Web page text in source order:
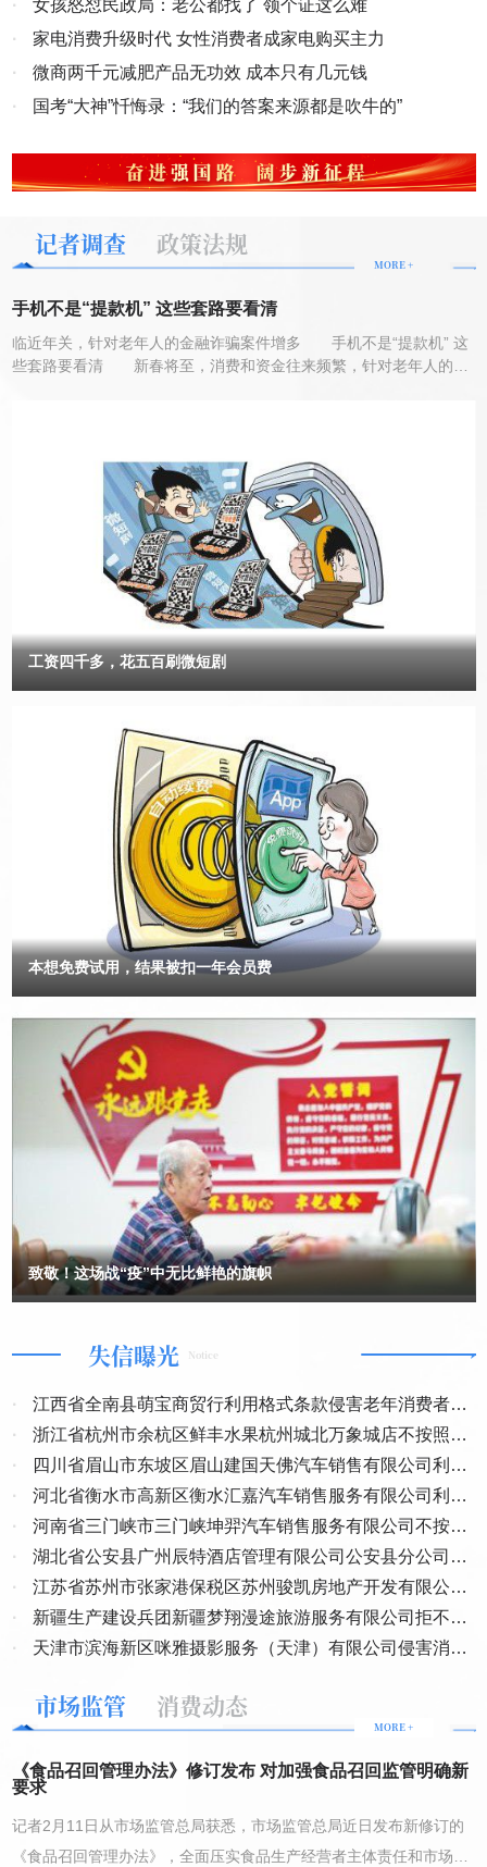
国各地展开，将节日的温度传递到城市乡村的每个角落。 佳节同
乐，四海同春。从“中国年”到“世界年”，春节越来越成为全球共享的文
的马年生肖个性化邮票版张面世，为全球华人和文化爱好者送上新春
祝福；英国“伦敦眼”、阿联酋迪拜哈利法塔、澳大利亚悉尼歌剧院点
在亮起红色灯光的“伦敦眼”前表演舞狮。新华社发（史蒂芬·程
摄） “春节庆祝活动已走进越来越多的国家，生动展现文明古国中
全球文化符号。”《巴基斯坦观察家报》刊文说。 春回大地，万象
更新。神州大地处处可见奋斗的身影，处处跃动着蓬勃生机。 广
大湾区，重点项目建设提速，产业园区机器轰鸣；长三角地区，智能
欧班列鸣笛启程，载着“新春第一单”驶向远方…… 马蹄声声催奋
进，万里山河气象新。亿万人民策马扬鞭、勇往直前，在奋斗中迎来
金资产管理有限公司（以下简称永金公司）替参与浙江祥云实业投资
有限公司、杭州千岛湖祥虹纺织有限公司（以下简称祥云公司、祥虹
公司）重整投资报名的杭州方泰搪瓷制品有限公司（以下简称方泰公
司）向祥云公司、祥虹公司破产管理人缴纳了投资意向保证金50万
2022年3月底，方泰公司未参与报名，该款项在此时已成就“原路退
还”之条件，但管理人并未按无条件马上“原路退还”给永金公司。
金，但该笔50万保证金依然没有“原路退还”。事后管理人告知是因为
12月28日受害人前往法院讨要这笔保证金用于发放节前工资时，黄
琳利用公权有意设套逼迫受害人提供“担保”,并利用其专业的法律知识
逼迫受害人签订其单方面拟订且设有圈套的“担保函”,企图让永金公司
了”,将本应属于永金公司的资金，成为利益关系人作为逼迫我方妥胁
第三方有失公充的调解方案。淳安县人民法院民二庭庭长黄琳的违法
扣押行为违反了国务院《优化营商环境条例》第十四条、第六十九
条、《浙江省优化营商环境条例》第八十六条、《杭州市优化营商环
境条例》第五十七条等关于“严禁违反法定权限、条件、程序对市场
主体的财产和企业经营者个人财产实施查封、冻结和扣押等强制措
施”的规定，严重侵犯和损害了市场主体的合法权益，是对淳安营商
环境的践踏。 2、淳安县人民法院违法恢复执行企业重整之前的调解
书，违背了最基本的信赖保护原则，让民营企业通过重整带来的希望
出（2023）浙0127执恢30号裁定（2023年2月18号才收到），错误
的恢复破产重整已结案且另有约定不具备恢复条件的（2020）浙
0127民初2388号民事调解书。该裁定不仅违反了《企业破产法》第
89条、第25条之规定，也违背了最基本的信赖保护原则，让平等市
场主体之间的约定成为废纸，让市场主体对司法权和法院作出的裁定
失去了最起码的信赖，这样的营商环境民企如何生存？ 2022年7月
11日，法院裁定祥云公司股权过户给净诚公司，7月14日管理人与重
整投资人已办理移交手续且交接完毕，2022年8月4日管理人开始清
偿破产债权，并全部清偿完毕。以上事实证明祥云、祥虹公司从
2018年12月至2022年8月历时4年的破产重整程序已经结案。且在与
已表明不申请执行重整之前的（2020）浙0127民初2388号的民事调
解书。依照《民法典》第七条规定“民事主体从事民事活动，应当遵
循诚信原则，秉持诚实，恪守承诺”，双方签署的《重整投资合作协
议》约定已变更该“民事调解书”内容，相对方已产生合理的信赖利
益，其申请恢复执行不仅违反了信赖保护原则，而且实为谋取不正当
利益。同时也是自我否定了法院裁定批准的《重整计划草案》中关于
持续经营方案的约定。用（2023）浙0127执恢30号裁定推翻持有祥
云、祥虹公司100%股权的股东净诚公司和昌虹公司签订的《重整投
资合作协议》中的约定，明显存有帮助毁约方掠夺受害人的财产，存
在利益输送和瓜分不当得利之嫌。违法动用司法权干预市场主体间的
民事行为，助长了毁约方贪婪的欲望，激化了股东之间的矛盾，致使
讼案，不仅极大地浪费了司法资源，也损害了地方经济发展，让民营
优化营商环境条例》第四条规定“……人民法院等有关部门和单位应
当按照各自职责做好优化营商环境工作。公职人员应当严格遵守亲清
政商交往行为准则，增强主动服务意识，依法履职，勤勉尽责。”淳
划中的约定，违法恢复执行重整之前的调解书，不是在优化营商环
境，而是为一方私利有意破坏正常的营商环境。 3、淳安县人民法院
的一系列错误执行裁定及超范围、超标准、强关联查封冻结，置地方
经济发展和稳定于不顾，导致两家规上企业被关停超一年之久，近
200工人下岗失业在家，民营企业生存无望，淳安营商环境堪忧。 淳
安县人民法院为了逼迫受害人妥胁于司法权力的强高压，在对“案结
起枉法执行裁定，超范围、超标准、强关联查封冻结，言语中处处带
公众无法查询。上述行为直接损害了市场主体的合法权益，造成了停
工停产等巨大的经济损失。2023年2月17日，为了掩盖黄琳违法扣款
行为，淳安县人民法院“以程序裁定代替实体审理判决，实体认定也
缺失法律支持”违法作出（2023）浙0127执恢30号之三裁定，违法冻
·
女孩怒怼民政局：老公都找了 领个证这么难
·
家电消费升级时代 女性消费者成家电购买主力
·
微商两千元减肥产品无功效 成本只有几元钱
·
国考“大神”忏悔录：“我们的答案来源都是吹牛的”
记者调查 政策法规
MORE +
手机不是“提款机” 这些套路要看清
临近年关，针对老年人的金融诈骗案件增多 手机不是“提款机” 这
些套路要看清 新春将至，消费和资金往来频繁，针对老年人的金
所的民警便找上了门。 面对民警问询，李大爷却有点不理解：“我
自己取钱用来装修，为啥要管？”可嘴上说是用来装修，李大爷却回答
不出来准备装修哪里的房子。民警又联系了他的女儿，女儿表示对父
亲取款的事情毫不知情，而且近期家里也没有要装修的房子。 再
三追问下，李大爷终于道出实情——他准备把这笔钱投入一个“高收益
投资项目”。此前，李大爷经人介绍接触到这个“机会”，对方声称保证
能赚大钱，李大爷信以为真。由于不熟悉智能手机的操作，他去银行
取款13万元，再加上家里的7万元现金，打算把这20万元一起交给对
方代为操作。 “这是典型的诈骗，钱进去就出不来了！”民警说。
上。”在民警的反复劝说下，李大爷终于意识到自己遇到了骗子。
滨湖派出所副所长葛磊提示，所谓“投资”APP、“内部投资群”都是精心
设计的圈套。“投资理财必然伴随着风险，‘稳定、高收益、高回报’的
投资项目都是投资诈骗的惯用话术，通过暴利诱惑套取本金，不要下
载来路不明的投资类APP。”葛磊说。 合肥市公安局包河分局反诈
中心负责人苏伟表示，李大爷碰上的是典型的复合型骗局，随着我国
对银行账户管理日趋严格，不法分子会引导受害人取出现金或者购买
大量金条、购物卡等实物，到指定地点进行交易。苏伟提
醒，“96110”是反诈专线，“看到‘96110’的来电，就表明您或家人可能
正在遭遇电信网络诈骗，一定要及时接听。” 高息养老有猫腻，当
心“馅饼”变陷阱 “花费3万到20万元，就可以买到一个养老床位，
王某。他还表示公司在打造医疗+康养的“最新养老生态”，让不少老年
人心动。王某和员工带着老年人参观旗下的生物科技公司，组织大家
免费旅游，还热络地称呼他们“干爹”“干妈”。 这些情节都发生在安
徽肥东县公安局破获的一起非法吸收公众存款案中，真实情况是王某
的公司经营出现问题，其开办的养老公寓也未依法履行备案手续。在
此案中，95名老年人被骗近700万元，所幸相关损失已被警方追
回。“不法分子抓住老年人对健康和养老的需求，以‘安稳无忧’的晚年
为承诺，诱导老年人落入圈套。”办案民警周昌说。 合肥市中级人
民法院审委会委员、刑二庭庭长鲍杰表示，不法分子还会抓住老年人
对互联网新技术、新经济模式了解有限的特点，利用“区块链”“元宇
宙”“加密货币”等前沿概念制造信息迷雾，用专业名词包装投资骗局。
上述案件中的所谓“最新养老生态”便是如此。 鲍杰提示，老年人
要牢记“天上不会掉馅饼”，家中的晚辈也要主动向老年人普及常见的
与子女商量。 温情脉脉是伪装，投资理财骗积蓄 “姐姐好！我
也喜欢旅游，可以加个微信聊一聊吗？”一天下午，家住合肥包河区的
刘阿姨在社交媒体平台收到了这样一条消息。消息来自一名陌生男网
友，之前常常给她分享的旅游动态点赞评论。这两年，退休独居在家
的刘阿姨爱上了旅游，旅途中经常在社交媒体上分享。看到这条消
息，刘阿姨也没多想，直接加上了微信。 在微信上，两人互动很
频繁。刘阿姨刚从东南亚旅游回来，这名男子自称是东南亚某富商的
侄子，对刘阿姨关怀备至，还不忘分享自己在东南亚从事投资的工作
日常。过了一周，该男子在聊天中提到一个黄金投资项目，声称稳赚
不赔，询问刘阿姨是否要参与投资，“姐，你可以先试试，投个一两万
元，如果赚钱了再多投。” 就这样，刘阿姨先后在该男子介绍的投
资平台转入近20笔、共计200余万元的资金。为了让刘阿姨安心，该
男子还专门发来网页链接，表示上面都是刘阿姨“赚到的钱”。当刘阿
姨投入全部积蓄、准备提现时，该男子却消失不见了。她这才选择了
双方关系日渐亲近后，再引导其参与‘投资’‘赌博’等骗局。”苏伟
说。 苏伟建议，老年人可适当减少在公开社交平台发布生活动
态，发布时要注意保护个人信息，也不要轻易添加陌生人的微
信。 延伸阅读 防诈三招：不贪、不慌、多问 不仅是老年
石县公安局反诈民警总结常见的电诈套路： “贷款秒到账”，好多
人急用钱时，刷到“无抵押、秒放款”的广告，下载APP后，骗子会说
工资四千多，花五百刷微短剧
本想免费试用，结果被扣一年会员费
致敬！这场战“疫”中无比鲜艳的旗帜
失信曝光 Notice
·
江西省全南县萌宝商贸行利用格式条款侵害老年消费者权
益案
·
浙江省杭州市余杭区鲜丰水果杭州城北万象城店不按照约
定提供商品案
·
四川省眉山市东坡区眉山建国天佛汽车销售有限公司利用
格式条款侵害消费者权益案
·
河北省衡水市高新区衡水汇嘉汽车销售服务有限公司利用
格式条款侵害消费者权益案
·
河南省三门峡市三门峡坤羿汽车销售服务有限公司不按照
约定提供商品案
·
湖北省公安县广州辰特酒店管理有限公司公安县分公司利
用格式条款侵害消费者权益案
·
江苏省苏州市张家港保税区苏州骏凯房地产开发有限公司
利用格式条款侵害消费者权益案
·
新疆生产建设兵团新疆梦翔漫途旅游服务有限公司拒不履
行承诺案
·
天津市滨海新区咪雅摄影服务（天津）有限公司侵害消费
市场监管 消费动态
MORE +
《食品召回管理办法》修订发布 对加强食品召回监管明确新
要求
记者2月11日从市场监管总局获悉，市场监管总局近日发布新修订的
《食品召回管理办法》，全面压实食品生产经营者主体责任和市场监